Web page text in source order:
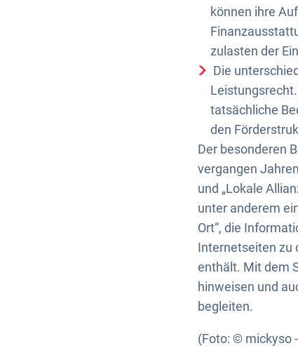
können ihre
zulasten der
Die
tatsächliche
den
Der besonderen
vergangen
und „Lokale
unter anderem
Ort“, die
Internetseiten zu
enthält. Mit dem
hinweisen und
begleiten.
(Foto: © mickyso